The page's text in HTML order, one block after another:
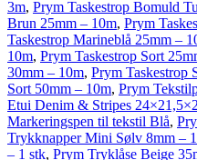
3m, Prym Taskestrop Bomuld
Brun 25mm – 10m, Prym
Taskestrop Marineblå 25mm –
10m, Prym Taskestrop Sort
30mm – 10m, Prym Taskestrop
Sort 50mm – 10m, Prym
Etui Denim & Stripes
Markeringspen til tekstil Blå,
Trykknapper Mini Sølv 8mm –
– 1 stk, Prym Tryklåse Beige